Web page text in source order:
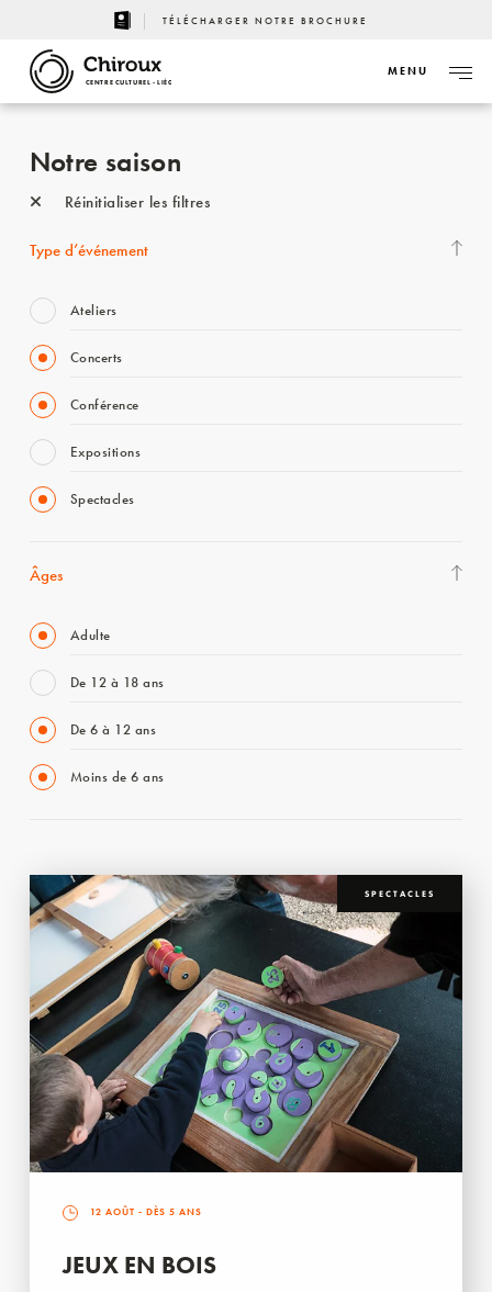
TÉLÉCHARGER NOTRE BROCHURE
CENTRE CULTUREL - LIÈGE
MENU
Notre saison
Réinitialiser les filtres
Type d’événement
Ateliers
Concerts
Conférence
Expositions
Spectacles
Âges
Adulte
De 12 à 18 ans
De 6 à 12 ans
Moins de 6 ans
SPECTACLES
12 AOÛT - DÈS 5 ANS
JEUX EN BOIS